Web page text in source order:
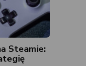
Steamie: